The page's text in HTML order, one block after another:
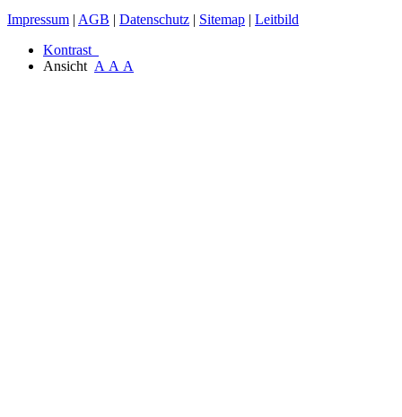
Impressum | AGB | Datenschutz | Sitemap | Leitbild
Kontrast
Ansicht A A A